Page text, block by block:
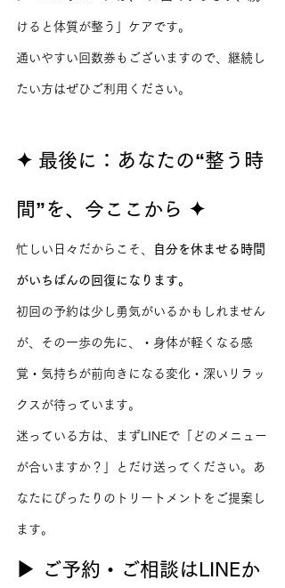
けると体質が整う」ケアです。
通いやすい回数券もございますので、継続し
たい方はぜひご利用ください。
✦ 最後に：あなたの“整う時
間”を、今ここから ✦
忙しい日々だからこそ、 自分を休ませる時間
がいちばんの回復になります。
初回の予約は少し勇気がいるかもしれません
が、その一歩の先に、・身体が軽くなる感
覚・気持ちが前向きになる変化・深いリラッ
クスが待っています。
迷っている方は、まずLINEで「どのメニュー
が合いますか？」とだけ送ってください。あ
なたにぴったりのトリートメントをご提案し
ます。
▶ ご予約・ご相談はLINEか